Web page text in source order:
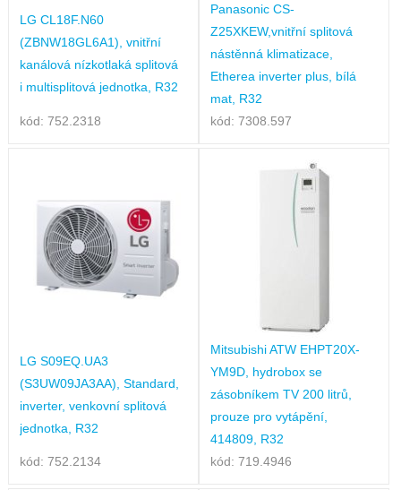
LG CL18F.N60
(ZBNW18GL6A1), vnitřní
kanálová nízkotlaká splitová
i multisplitová jednotka, R32
kód: 752.2318
Panasonic CS-
Z25XKEW,vnitřní splitová
nástěnná klimatizace,
Etherea inverter plus, bílá
mat, R32
kód: 7308.597
LG S09EQ.UA3
(S3UW09JA3AA), Standard,
inverter, venkovní splitová
jednotka, R32
kód: 752.2134
Mitsubishi ATW EHPT20X-
YM9D, hydrobox se
zásobníkem TV 200 litrů,
prouze pro vytápění,
414809, R32
kód: 719.4946